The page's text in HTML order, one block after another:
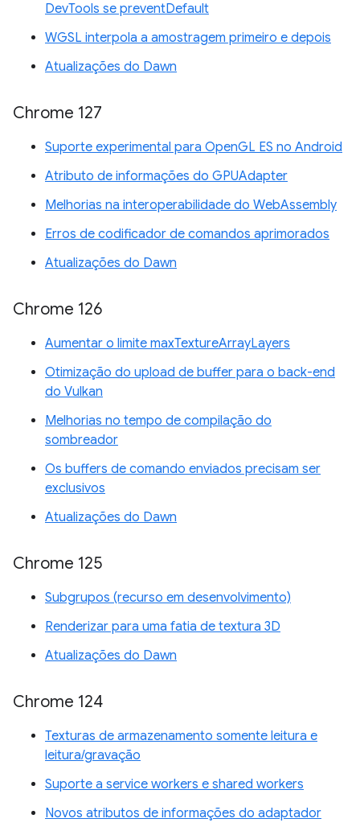
DevTools se preventDefault
WGSL interpola a amostragem primeiro e depois
Atualizações do Dawn
Chrome 127
Suporte experimental para OpenGL ES no Android
Atributo de informações do GPUAdapter
Melhorias na interoperabilidade do WebAssembly
Erros de codificador de comandos aprimorados
Atualizações do Dawn
Chrome 126
Aumentar o limite maxTextureArrayLayers
Otimização do upload de buffer para o back-end
do Vulkan
Melhorias no tempo de compilação do
sombreador
Os buffers de comando enviados precisam ser
exclusivos
Atualizações do Dawn
Chrome 125
Subgrupos (recurso em desenvolvimento)
Renderizar para uma fatia de textura 3D
Atualizações do Dawn
Chrome 124
Texturas de armazenamento somente leitura e
leitura/gravação
Suporte a service workers e shared workers
Novos atributos de informações do adaptador